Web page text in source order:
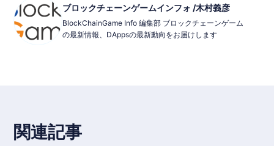
能です。
新要素: 「名馬配合」や、騎手スキル、得意脚質などの戦略的要
素が追加され、従来の競馬ゲームよりも深いシミュレーションを
楽しめます。
ブロックチェーン : Polygon , GESO Verse
NFT: 競走馬NFT、馬主会NFT
Provider/Developer : HashLink
ブロックチェーンゲームインフォ /木村義彦
BlockChainGame Info 編集部 ブロックチェーンゲーム
の最新情報、DAppsの最新動向をお届けします
関連記事